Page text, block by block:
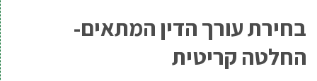
בחירת עורך הדין המתאים-
החלטה קריטית